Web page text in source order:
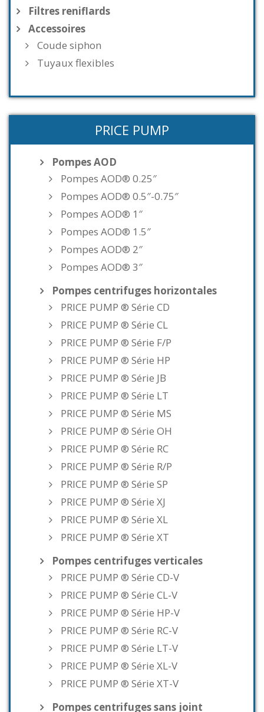
Filtres reniflards
Accessoires
Coude siphon
Tuyaux flexibles
PRICE PUMP
Pompes AOD
Pompes AOD® 0.25″
Pompes AOD® 0.5″-0.75″
Pompes AOD® 1″
Pompes AOD® 1.5″
Pompes AOD® 2″
Pompes AOD® 3″
Pompes centrifuges horizontales
PRICE PUMP ® Série CD
PRICE PUMP ® Série CL
PRICE PUMP ® Série F/P
PRICE PUMP ® Série HP
PRICE PUMP ® Série JB
PRICE PUMP ® Série LT
PRICE PUMP ® Série MS
PRICE PUMP ® Série OH
PRICE PUMP ® Série RC
PRICE PUMP ® Série R/P
PRICE PUMP ® Série SP
PRICE PUMP ® Série XJ
PRICE PUMP ® Série XL
PRICE PUMP ® Série XT
Pompes centrifuges verticales
PRICE PUMP ® Série CD-V
PRICE PUMP ® Série CL-V
PRICE PUMP ® Série HP-V
PRICE PUMP ® Série RC-V
PRICE PUMP ® Série LT-V
PRICE PUMP ® Série XL-V
PRICE PUMP ® Série XT-V
Pompes centrifuges sans joint